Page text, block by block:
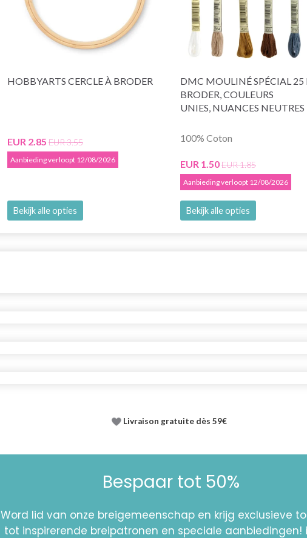
HOBBYARTS CERCLE À BRODER
EUR 2.85 EUR 3.55
Aanbieding verloopt 12/08/2026
Bekijk alle opties
DMC MOULINÉ SPÉCIAL 25
BRODER, COULEURS
UNIES, NUANCES NEUTRES
100% Coton
EUR 1.50EUR 1.85
Aanbieding verloopt 12/08/2026
Bekijk alle opties
Livraison gratuite dès 59€
Bespaar tot 50%
Word lid van onze breigemeenschap en krijg exclusieve
tot inspirerende breipatronen en speciale aanbiedingen!